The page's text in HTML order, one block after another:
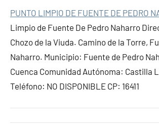
PUNTO LIMPIO DE FUENTE DE PEDRO
Limpio de Fuente De Pedro Naharro
Chozo de la Viuda. Camino de la Torre,
Naharro. Municipio: Fuente de Pedro
Cuenca Comunidad Autónoma: Castilla
Teléfono: NO DISPONIBLE CP: 16411